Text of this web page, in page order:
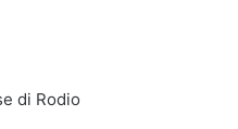
di Rodio